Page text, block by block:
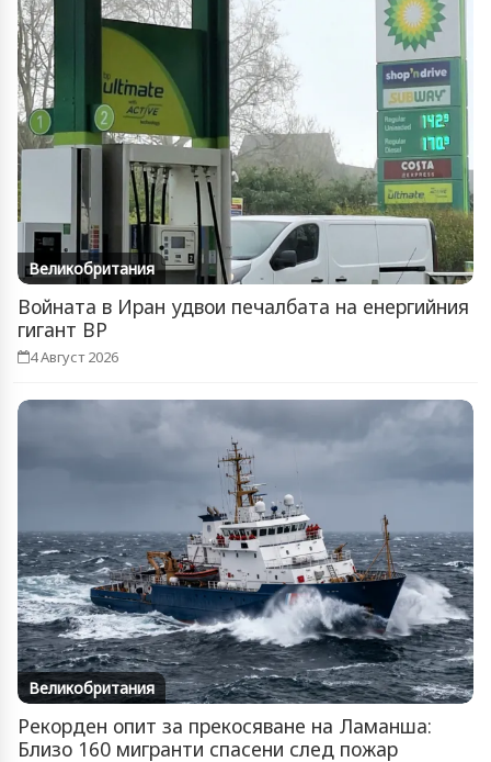
Великобритания
Войната в Иран удвои печалбата на енергийния
гигант BP
4 Август 2026
Великобритания
Рекорден опит за прекосяване на Ламанша:
Близо 160 мигранти спасени след пожар